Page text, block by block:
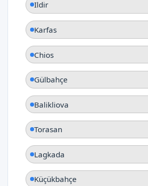
Ildir
Karfas
Chios
Gülbahçe
Balikliova
Torasan
Lagkada
Küçükbahçe